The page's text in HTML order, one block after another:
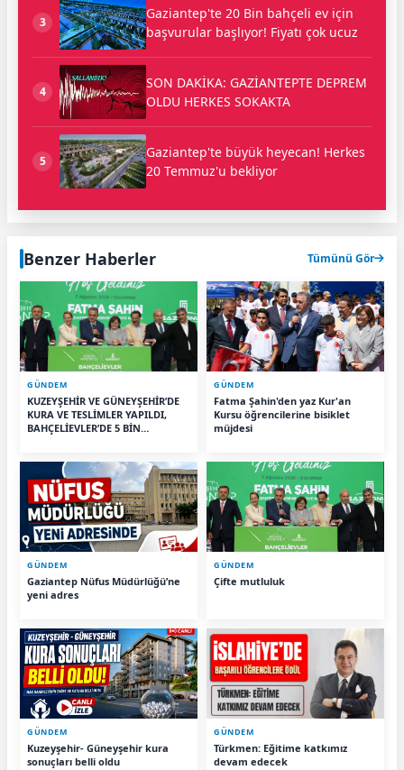
3
Gaziantep'te 20 Bin bahçeli ev için
başvurular başlıyor! Fiyatı çok ucuz
4
SON DAKİKA: GAZİANTEPTE DEPREM
OLDU HERKES SOKAKTA
5
Gaziantep'te büyük heyecan! Herkes
20 Temmuz'u bekliyor
Benzer Haberler Tümünü Gör
GÜNDEM
KUZEYŞEHİR VE GÜNEYŞEHİR’DE
KURA VE TESLİMLER YAPILDI,
BAHÇELİEVLER’DE 5 BİN
GÜNDEM
Fatma Şahin'den yaz Kur'an
Kursu öğrencilerine bisiklet
müjdesi
GÜNDEM
Gaziantep Nüfus Müdürlüğü’ne
yeni adres
GÜNDEM
Çifte mutluluk
GÜNDEM
Kuzeyşehir- Güneyşehir kura
sonuçları belli oldu
GÜNDEM
Türkmen: Eğitime katkımız
devam edecek